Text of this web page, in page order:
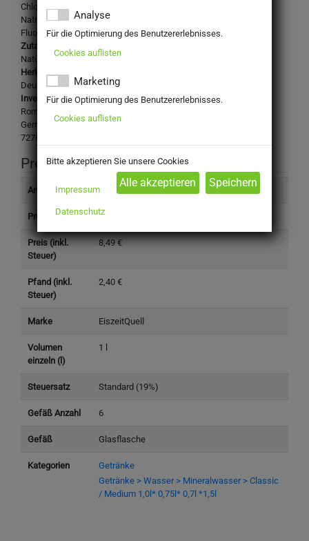
Chlorid: 3
Natrium: 6,9
Fluorid: 0,6
Zutaten:
Natürliches Mineralwasser, Kohlensäure
Herkunftsland:
Deutschland
Inverkehrbringer:
Romina Mineralbrunnen GmbH
Germanenstr. 21
72768 Reutlingen
Produktinformation
Artikelnummer 2015060
Produkttyp Getränke
Preis (inkl.
Steuer)
8,49 €
Pfand (inkl.
Steuer)
2,40 €
Marke EiszeitQuell
Volumen
einzeln (l)
1 l
Steuersatz Standard (19%)
Gefäß Anzahl 6
Gefäß Glasflasche
Kategorien
Getränke
Getränke > Wasser > Mineralwasser > Classic
/ Medium 1,0l* 0,75l* 0,7l *1,5l
Analyse
Für die Optimierung des Benutzererlebnisses.
Cookies auflisten
Marketing
Für die Optimierung des Benutzererlebnisses.
Cookies auflisten
Bitte akzeptieren Sie unsere Cookies
Impressum
Datenschutz